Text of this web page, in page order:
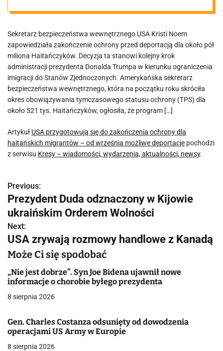
ochrony dla
haitańskich
migrantów – od
września
możliwe
deportacje
Sekretarz bezpieczeństwa wewnętrznego USA Kristi Noem
zapowiedziała zakończenie ochrony przed deportacją dla około pół
miliona Haitańczyków. Decyzja ta stanowi kolejny krok
administracji prezydenta Donalda Trumpa w kierunku ograniczenia
imigracji do Stanów Zjednoczonych. Amerykańska sekretarz
bezpieczeństwa wewnętrznego, która na początku roku skróciła
okres obowiązywania tymczasowego statusu ochrony (TPS) dla
około 521 tys. Haitańczyków, ogłosiła, że program […]
Artykuł USA przygotowują się do zakończenia ochrony dla
haitańskich migrantów – od września możliwe deportacje pochodzi
z serwisu Kresy – wiadomości, wydarzenia, aktualności, newsy.
N
a
w
i
a
c
j
a
Previous:
Prezydent Duda odznaczony w Kijowie
ukraińskim Orderem Wolności
Next:
USA zrywają rozmowy handlowe z Kanadą
Może Ci się spodobać
„Nie jest dobrze”. Syn Joe Bidena ujawnił nowe
informacje o chorobie byłego prezydenta
8 sierpnia 2026
Gen. Charles Costanza odsunięty od dowodzenia
operacjami US Army w Europie
8 sierpnia 2026